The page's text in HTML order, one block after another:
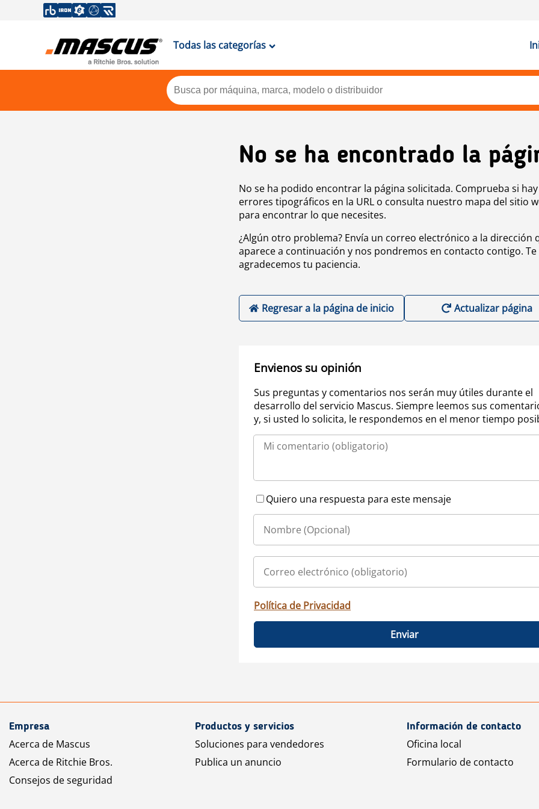
Todas las categorías
No se ha encontrado la
No se ha podido encontrar la página solicitada. Comprueba si hay
errores tipográficos en la URL o consulta nuestro mapa del sitio
para encontrar lo que necesites.
¿Algún otro problema? Envía un correo electrónico a la dirección
aparece a continuación y nos pondremos en contacto contigo. Te
agradecemos tu paciencia.
Regresar a la página de inicio Actualizar página
Envienos su opinión
Sus preguntas y comentarios nos serán muy útiles durante el
desarrollo del servicio Mascus. Siempre leemos sus
y, si usted lo solicita, le respondemos en el menor tiempo
Quiero una respuesta para este mensaje
Política de Privacidad
Enviar
Empresa
Acerca de Mascus
Acerca de Ritchie Bros.
Consejos de seguridad
Productos y servicios
Soluciones para vendedores
Publica un anuncio
Información de contacto
Oficina local
Formulario de contacto